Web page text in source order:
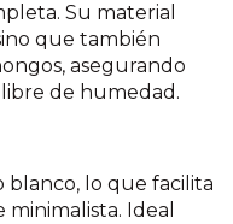
Su material
que también
asegurando
de humedad.
blanco, lo que facilita
Ideal